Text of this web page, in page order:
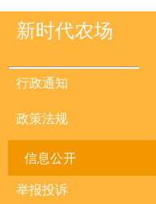
新时代农场
行政通知
政策法规
信息公开
举报投诉